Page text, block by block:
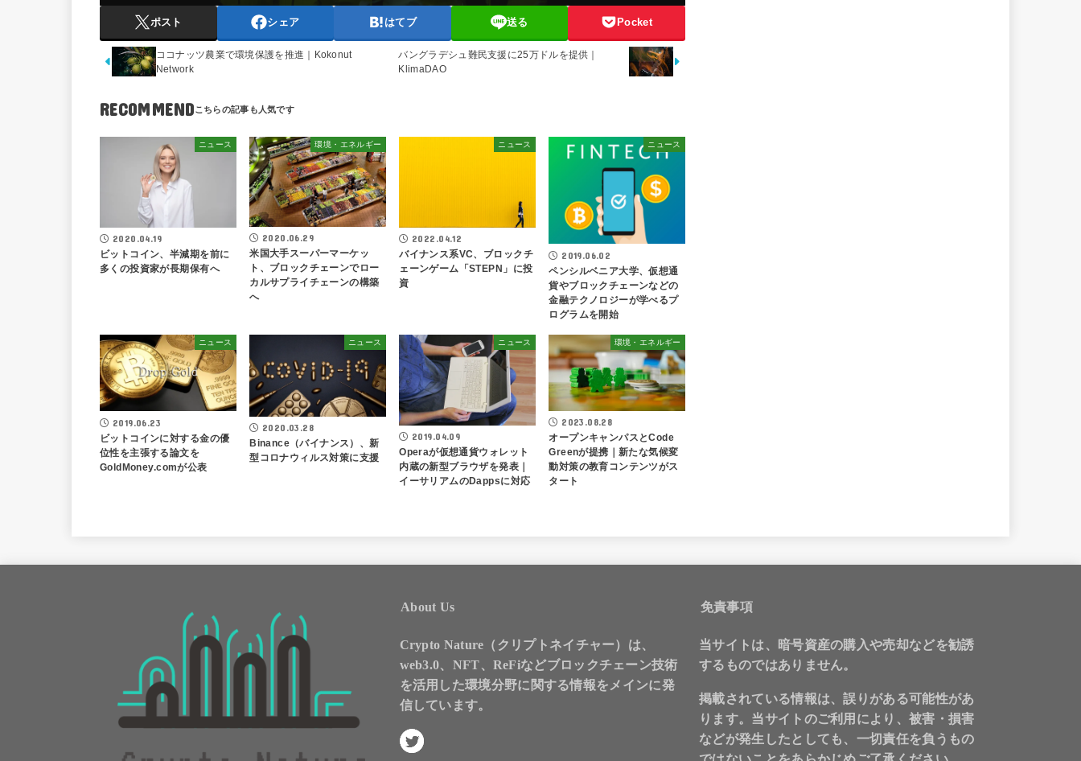
ポスト シェア はてブ 送る Pocket
ココナッツ農業で環境保護を推進｜Kokonut
Network
バングラデシュ難民支援に25万ドルを提供｜
KlimaDAO
RECOMMEND
ニュース
2020.04.19
ビットコイン、半減期を前に
多くの投資家が長期保有へ
環境・エネルギー
2020.06.29
米国大手スーパーマーケッ
ト、ブロックチェーンでロー
カルサプライチェーンの構築
へ
ニュース
2022.04.12
バイナンス系VC、ブロックチ
ェーンゲーム「STEPN」に投
資
ニュース
2019.06.02
ペンシルベニア大学、仮想通
貨やブロックチェーンなどの
金融テクノロジーが学べるプ
ログラムを開始
ニュース
2019.06.23
ビットコインに対する金の優
位性を主張する論文を
GoldMoney.comが公表
ニュース
2020.03.28
Binance（バイナンス）、新
型コロナウィルス対策に支援
ニュース
2019.04.09
Operaが仮想通貨ウォレット
内蔵の新型ブラウザを発表｜
イーサリアムのDappsに対応
環境・エネルギー
2023.08.28
オープンキャンパスとCode
Greenが提携｜新たな気候変
動対策の教育コンテンツがス
タート
About Us
Crypto Nature（クリプトネイチャー）は、
web3.0、NFT、ReFiなどブロックチェーン技術
を活用した環境分野に関する情報をメインに発
信しています。
免責事項
当サイトは、暗号資産の購入や売却などを勧誘
するものではありません。
掲載されている情報は、誤りがある可能性があ
ります。当サイトのご利用により、被害・損害
などが発生したとしても、一切責任を負うもの